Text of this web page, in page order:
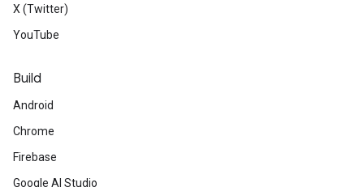
X (Twitter)
YouTube
Build
Android
Chrome
Firebase
Google AI Studio